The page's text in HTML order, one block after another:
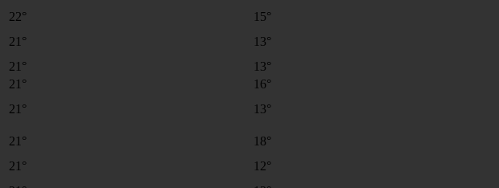
22°
15°
21°
13°
21°
13°
21°
16°
21°
13°
21°
18°
21°
12°